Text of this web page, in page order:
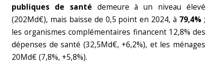
publiques de santé demeure à un niveau élevé
(202Md€), mais baisse de 0,5 point en 2024, à 79,4% ;
les organismes complémentaires financent 12,8% des
dépenses de santé (32,5Md€, +6,2%), et les ménages
20Md€ (7,8%, +5,8%).